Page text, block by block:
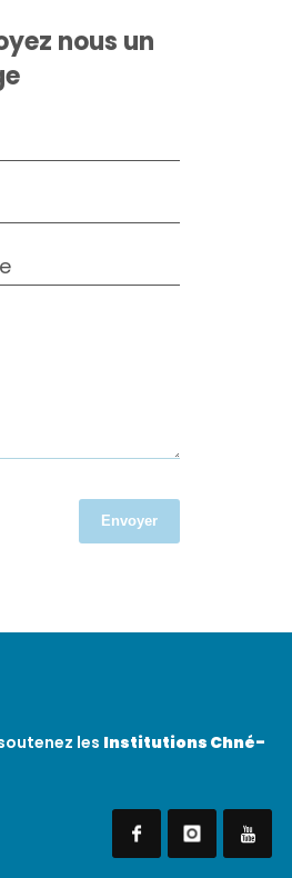
nous un
Envoyer
les Institutions Chné-